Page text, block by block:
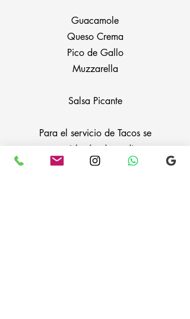
Guacamole
Queso Crema
Pico de Gallo
Muzzarella
Salsa Picante
Para el servicio de Tacos se
arma una isla donde se disponen
todos los alimentos, asi los